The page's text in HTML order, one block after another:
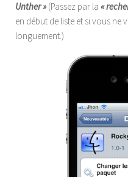
Unther »(Passez par la «
en début de liste et si vous ne
longuement.)